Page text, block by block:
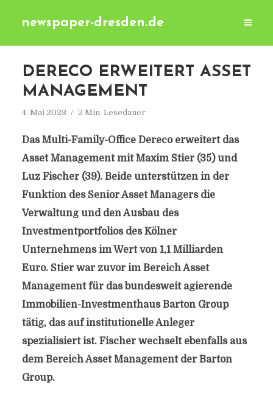
newspaper-dresden.de
DERECO ERWEITERT ASSET
MANAGEMENT
4. Mai 2023 2 Min. Lesedauer
Das Multi-Family-Office Dereco erweitert das
Asset Management mit Maxim Stier (35) und
Luz Fischer (39). Beide unterstützen in der
Funktion des Senior Asset Managers die
Verwaltung und den Ausbau des
Investmentportfolios des Kölner
Unternehmens im Wert von 1,1 Milliarden
Euro. Stier war zuvor im Bereich Asset
Management für das bundesweit agierende
Immobilien-Investmenthaus Barton Group
tätig, das auf institutionelle Anleger
spezialisiert ist. Fischer wechselt ebenfalls aus
dem Bereich Asset Management der Barton
Group.